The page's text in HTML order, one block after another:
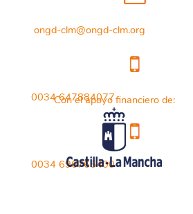
ongd-clm@ongd-clm.org
0034 647884077
0034 696765400
Con el apoyo financiero de: